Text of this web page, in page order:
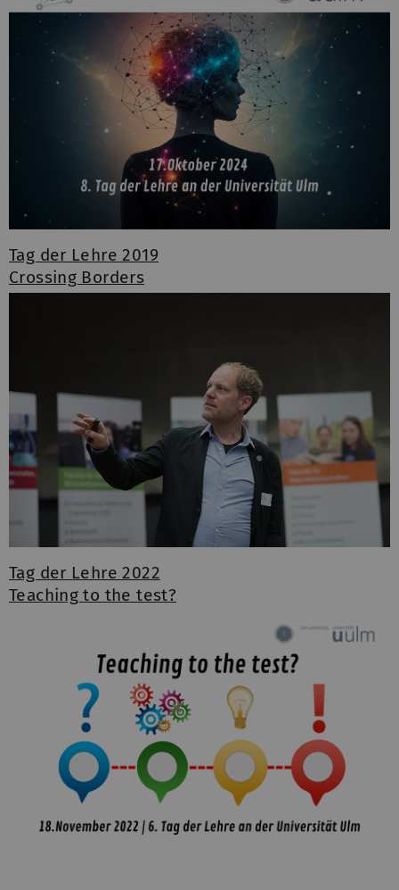
Tag der Lehre 2019
Crossing Borders
Tag der Lehre 2022
Teaching to the test?